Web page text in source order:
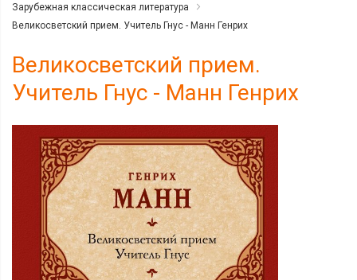
Зарубежная классическая литература
Великосветский прием. Учитель Гнус - Манн Генрих
Великосветский прием.
Учитель Гнус - Манн Генрих